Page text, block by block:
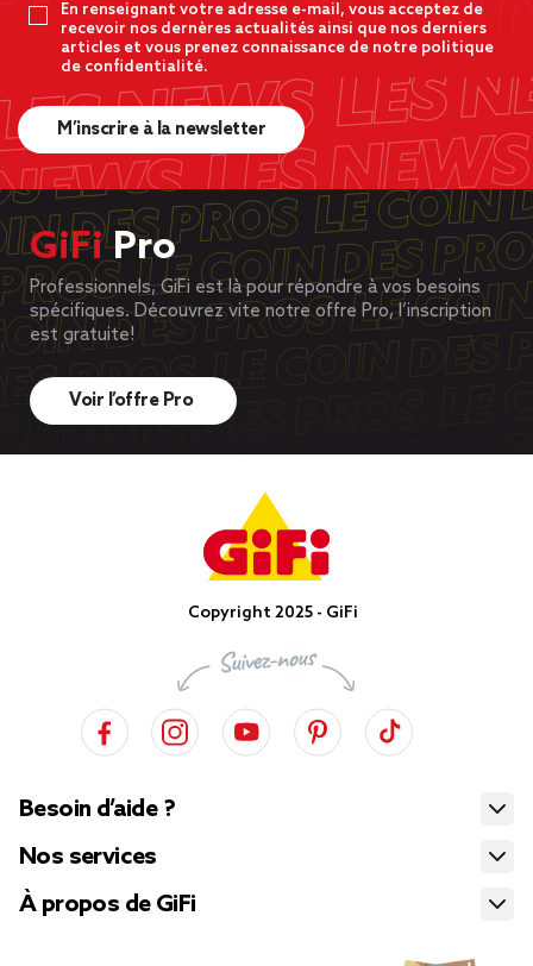
En renseignant votre adresse e-mail, vous acceptez de
recevoir nos dernères actualités ainsi que nos derniers
articles et vous prenez connaissance de notre politique
de confidentialité.
M’inscrire à la newsletter
GiFiPro
Professionnels, GiFi est là pour répondre à vos besoins
spécifiques. Découvrez vite notre offre Pro, l’inscription
est gratuite!
Voir l’offre Pro
Copyright 2025 - GiFi
Besoin d’aide ?
Nos services
À propos de GiFi